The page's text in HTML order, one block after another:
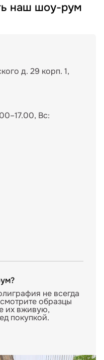
наш шоу-рум
д. 29 корп. 1,
Вс:
не всегда
образцы
их вживую,
покупкой.